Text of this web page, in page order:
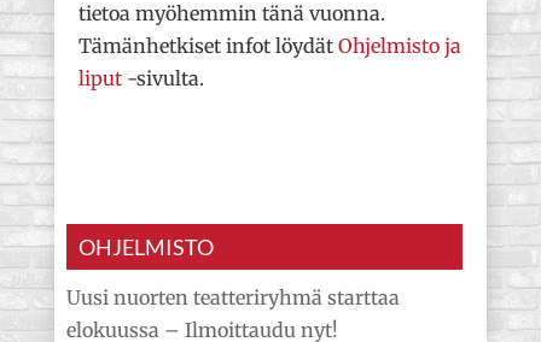
tietoa myöhemmin tänä vuonna.
Tämänhetkiset infot löydät Ohjelmisto ja
liput-sivulta.
OHJELMISTO
Uusi nuorten teatteriryhmä starttaa
elokuussa – Ilmoittaudu nyt!